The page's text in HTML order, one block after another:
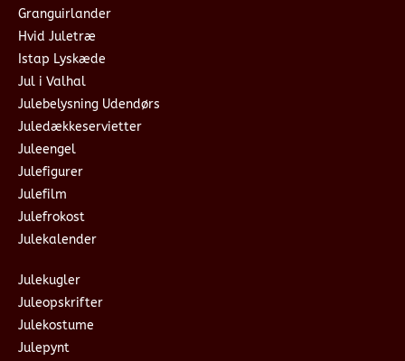
Granguirlander
Hvid Juletræ
Istap Lyskæde
Jul i Valhal
Julebelysning Udendørs
Juledækkeservietter
Juleengel
Julefigurer
Julefilm
Julefrokost
Julekalender
Julekugler
Juleopskrifter
Julekostume
Julepynt